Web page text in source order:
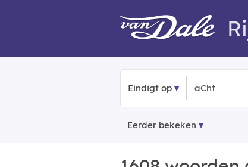
Eindigt op
Eerder bekeken